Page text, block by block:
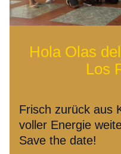
Hola Olas
Los
Frisch zurück aus
voller Energie
Save the date!